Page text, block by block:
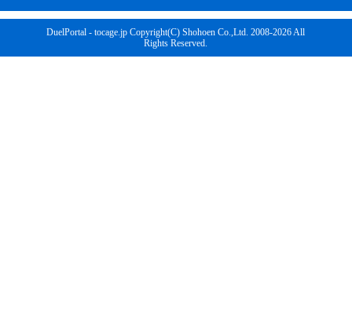
DuelPortal - tocage.jp Copyright(C) Shohoen Co.,Ltd. 2008-2026 All
Rights Reserved.